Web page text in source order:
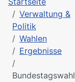
Verwaltung &
Politik
Wahlen
Ergebnisse
Bundestagswahl